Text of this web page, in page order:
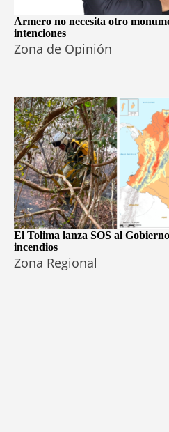
Armero no necesita otro
intenciones
Zona de Opinión
El Tolima lanza SOS al
incendios
Zona Regional